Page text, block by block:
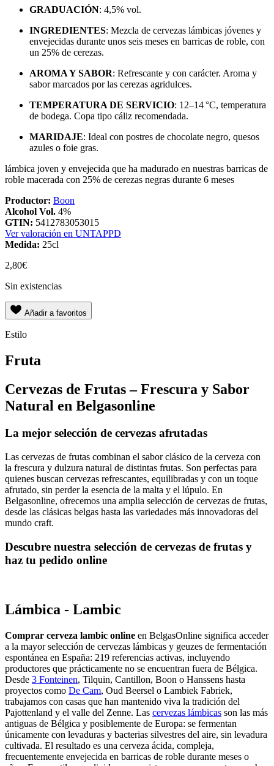
GRADUACIÓN: 4,5% vol.
INGREDIENTES: Mezcla de cervezas lámbicas jóvenes y
envejecidas durante unos seis meses en barricas de roble, con
un 25% de cerezas.
AROMA Y SABOR: Refrescante y con carácter. Aroma y
sabor marcados por las cerezas agridulces.
TEMPERATURA DE SERVICIO: 12–14 °C, temperatura
de bodega. Copa tipo cáliz recomendada.
MARIDAJE: Ideal con postres de chocolate negro, quesos
azules o foie gras.
lámbica joven y envejecida que ha madurado en nuestras barricas de
roble macerada con 25% de cerezas negras durante 6 meses
Productor: Boon
Alcohol Vol. 4%
GTIN: 5412783053015
Ver valoración en UNTAPPD
Medida: 25cl
2,80€
Sin existencias
Añadir a favoritos
Estilo
Fruta
Cervezas de Frutas – Frescura y Sabor
Natural en Belgasonline
La mejor selección de cervezas afrutadas
Las cervezas de frutas combinan el sabor clásico de la cerveza con
la frescura y dulzura natural de distintas frutas. Son perfectas para
quienes buscan cervezas refrescantes, equilibradas y con un toque
afrutado, sin perder la esencia de la malta y el lúpulo. En
Belgasonline, ofrecemos una amplia selección de cervezas de frutas,
desde las clásicas belgas hasta las variedades más innovadoras del
mundo craft.
Descubre nuestra selección de cervezas de frutas y
haz tu pedido online
Lámbica - Lambic
Comprar cerveza lambic online en BelgasOnline significa acceder
a la mayor selección de cervezas lámbicas y geuzes de fermentación
espontánea en España: 219 referencias activas, incluyendo
productores que prácticamente no se encuentran fuera de Bélgica.
Desde 3 Fonteinen, Tilquin, Cantillon, Boon o Hanssens hasta
proyectos como De Cam, Oud Beersel o Lambiek Fabriek,
trabajamos con casas que han mantenido viva la tradición del
Pajottenland y el valle del Zenne. Las cervezas lámbicas son las más
antiguas de Bélgica y posiblemente de Europa: se fermentan
únicamente con levaduras y bacterias silvestres del aire, sin levadura
cultivada. El resultado es una cerveza ácida, compleja,
frecuentemente envejecida en barricas de roble durante meses o